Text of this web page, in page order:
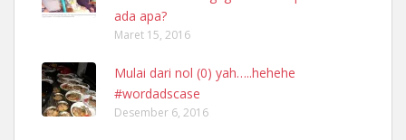
ada apa?
Maret 15, 2016
Mulai dari nol (0) yah…..hehehe
#wordadscase
Desember 6, 2016